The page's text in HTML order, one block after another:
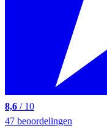
8,6 / 10
47 beoordelingen